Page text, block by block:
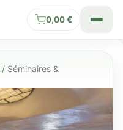
0,00€
/ Séminaires &